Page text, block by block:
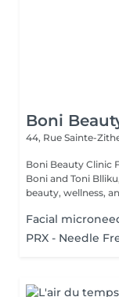
Boni
44, Rue Sainte-
Boni Beauty Clinic Founded by husband-and-wife team Irena
Boni and Toni
beauty, wellness,
Facial
PRX - Needle